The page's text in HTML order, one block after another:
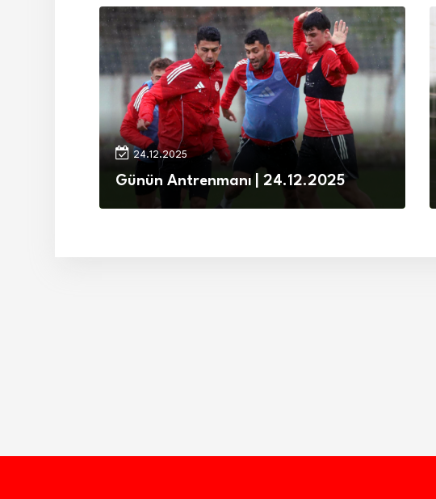
24.12.2025
Günün Antrenmanı | 24.12.2025